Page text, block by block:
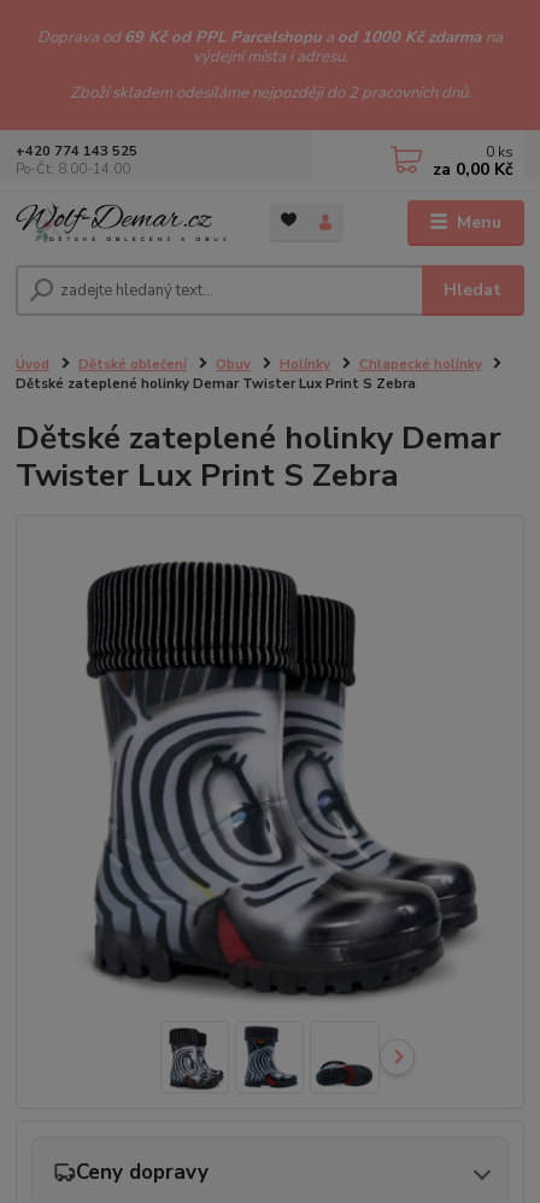
Doprava od69 Kč od PPL Parcelshopu a od 1000 Kč zdarma na
výdejní místa i adresu.
Zboží skladem odesíláme nejpozději do 2 pracovních dnů.
Menu
Hledat
+420 774 143 525
Po-Čt: 8.00-14.00
0 ks
za 0,00 Kč
Úvod Dětské oblečení Obuv Holínky
Chlapecké holínky
Dětské zateplené holinky Demar Twister Lux Print S Zebra
Dětské zateplené holinky Demar
Twister Lux Print S Zebra
Ceny dopravy